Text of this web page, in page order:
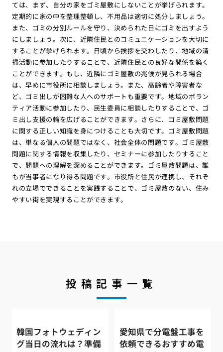
ては、まず、自分の家をゴミ屋敷にしないことが挙げられます。
定期的に家の中を整理整頓し、不用品は適切に処分しましょう。
また、ゴミの分別ルールを守り、決められた日にゴミを出すよう
にしましょう。次に、近隣住民とのコミュニケーションを大切に
することが挙げられます。日頃から挨拶を交わしたり、地域の清
掃活動に参加したりすることで、近隣住民との良好な関係を築く
ことができます。もし、近隣にゴミ屋敷の兆候が見られる場合
は、早めに市役所に相談しましょう。また、高齢者や障害者な
ど、ゴミ出しが困難な人へのサポートも重要です。地域のボラン
ティア活動に参加したり、民生委員に相談したりすることで、ゴ
ミ出し支援の輪を広げることができます。さらに、ゴミ屋敷問題
に関する正しい知識を身につけることも大切です。ゴミ屋敷問題
は、単なる個人の問題ではなく、社会全体の問題です。ゴミ屋敷
問題に関する情報を収集したり、セミナーに参加したりすること
で、問題への理解を深めることができます。ゴミ屋敷問題は、誰
もが当事者になり得る問題です。市役所と住民が連携し、それぞ
れの立場でできることを実践することで、ゴミ屋敷のない、住み
やすい街を実現することができます。
投稿記事一覧
韓国フォトウェディン
グ当日の流れは？準備
愛知県で分電盤工事を
依頼できるおすすめ電